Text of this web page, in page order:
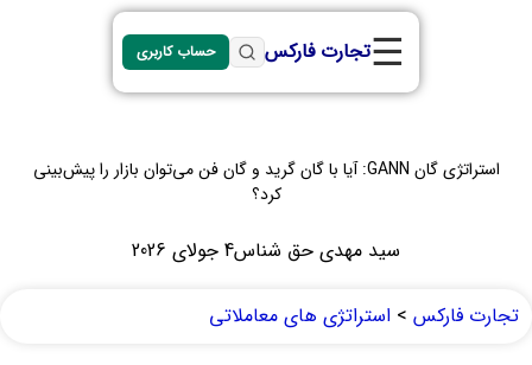
☰تجارت فارکس حساب کاربری
استراتژی گان GANN: آیا با گان گرید و گان فن می‌توان بازار را پیش‌بینی
کرد؟
سید مهدی حق شناس4 جولای 2026
تجارت فارکس > استراتژی های معاملاتی